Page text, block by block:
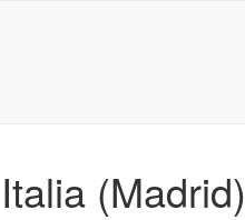
(Madrid)